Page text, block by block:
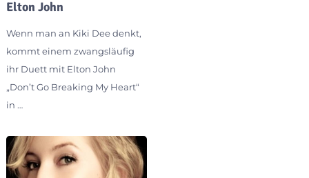
Elton John
Wenn man an Kiki Dee denkt,
kommt einem zwangsläufig
ihr Duett mit Elton John
„Don’t Go Breaking My Heart“
in …